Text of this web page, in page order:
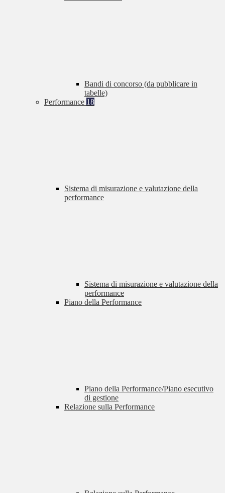
Bandi di concorso (da pubblicare in
tabelle)
Performance 18
Sistema di misurazione e valutazione della
performance
Sistema di misurazione e valutazione della
performance
Piano della Performance
Piano della Performance/Piano esecutivo
di gestione
Relazione sulla Performance